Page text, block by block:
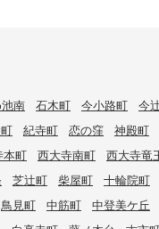
南 石木町 今小路町 今
紀寺町 恋の窪 神殿町
本町 西大寺南町 西大寺竜
芝辻町 柴屋町 十輪院町
鳥見町 中筋町 中登美ケ丘